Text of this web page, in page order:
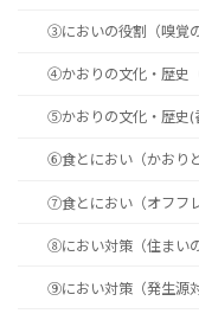
③においの役割（嗅覚の
④かおりの文化・歴史
⑤かおりの文化・歴史(
⑥食とにおい（かおり
⑦食とにおい（オフフ
⑧におい対策（住まいの
⑨におい対策（発生源対